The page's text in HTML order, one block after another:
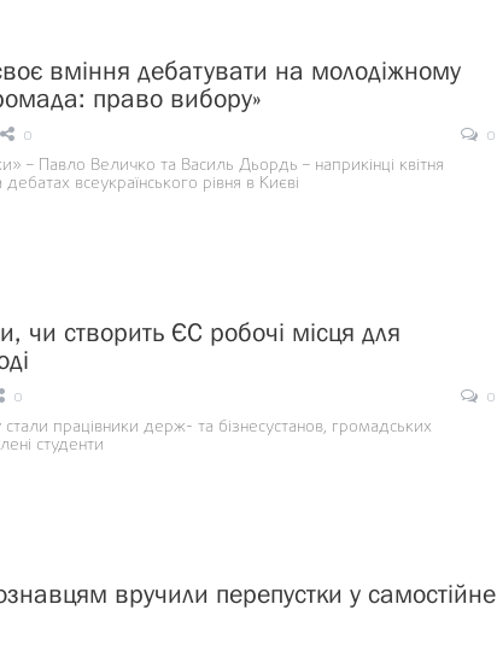
вміння дебатувати на молодіжному
право вибору»
0
0
– Павло Величко та Василь Дьордь – наприкінці квітня
всеукраїнського рівня в Києві
чи створить ЄС робочі місця для
0
0
працівники держ- та бізнесустанов, громадських
студенти
вручили перепустки у самостійне